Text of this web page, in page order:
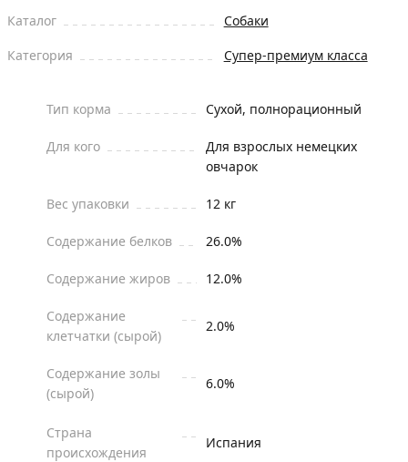
Каталог
Собаки
Категория
Супер-премиум класса
Тип корма Сухой, полнорационный
Для кого
Для взрослых немецких
овчарок
Вес упаковки 12 кг
Содержание белков 26.0%
Содержание жиров 12.0%
Содержание
клетчатки (сырой)
2.0%
Содержание золы
(сырой)
6.0%
Страна
происхождения
Испания